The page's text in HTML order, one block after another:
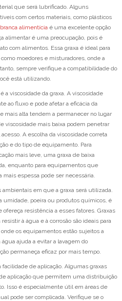
que será lubrificado. Alguns
com certos materiais, como plásticos
alimentícia é uma excelente opção
alimentar é uma preocupação, pois é
com alimentos. Essa graxa é ideal para
moedores e misturadores, onde a
sempre verifique a compatibilidade do
está utilizando.
a viscosidade da graxa. A viscosidade
ao fluxo e pode afetar a eficácia da
mais alta tendem a permanecer no lugar
viscosidade mais baixa podem penetrar
A escolha da viscosidade correta
e do tipo de equipamento. Para
mais leve, uma graxa de baixa
enquanto para equipamentos que
espessa pode ser necessária.
em que a graxa será utilizada.
umidade, poeira ou produtos químicos, é
resistência a esses fatores. Graxas
à água e à corrosão são ideais para
os equipamentos estão sujeitos a
ajuda a evitar a lavagem do
permaneça eficaz por mais tempo.
facilidade de aplicação. Algumas graxas
aplicação que permitem uma distribuição
Isso é especialmente útil em áreas de
pode ser complicada. Verifique se o